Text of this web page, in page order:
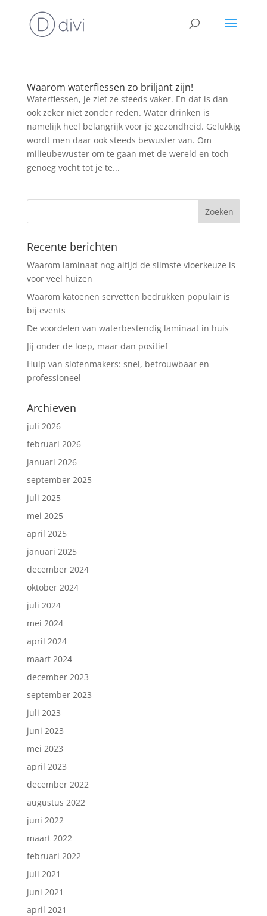
Waarom waterflessen zo briljant zijn!
Waterflessen, je ziet ze steeds vaker. En dat is dan
ook zeker niet zonder reden. Water drinken is
namelijk heel belangrijk voor je gezondheid. Gelukkig
wordt men daar ook steeds bewuster van. Om
milieubewuster om te gaan met de wereld en toch
genoeg vocht tot je te...
Recente berichten
Waarom laminaat nog altijd de slimste vloerkeuze is
voor veel huizen
Waarom katoenen servetten bedrukken populair is
bij events
De voordelen van waterbestendig laminaat in huis
Jij onder de loep, maar dan positief
Hulp van slotenmakers: snel, betrouwbaar en
professioneel
Archieven
juli 2026
februari 2026
januari 2026
september 2025
juli 2025
mei 2025
april 2025
januari 2025
december 2024
oktober 2024
juli 2024
mei 2024
april 2024
maart 2024
december 2023
september 2023
juli 2023
juni 2023
mei 2023
april 2023
december 2022
augustus 2022
juni 2022
maart 2022
februari 2022
juli 2021
juni 2021
april 2021